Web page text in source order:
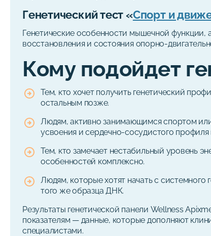
Генетический тест «Спорт и
Генетические особенности мышечной функции,
восстановления и состояния опорно-
Кому подойдет
Тем, кто хочет получить генетический
остальным позже.
Людям, активно занимающимся спортом
усвоения и сердечно-сосудистого профиля
Тем, кто замечает нестабильный уровень
особенностей комплексно.
Людям, которые хотят начать с
того же образца ДНК.
Результаты генетической панели Wellness
показателям — данные, которые дополняют
специалистами.